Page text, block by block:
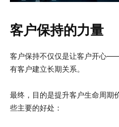
客户保持的力量
客户保持不仅仅是让客户开心
有客户建立长期关系。
最终，目的是提升客户生命周期
些主要的好处：